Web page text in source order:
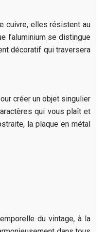
cuivre, elles résistent au
l’aluminium se distingue
décoratif qui traversera
créer un objet singulier
qui vous plaît et
la plaque en métal
du vintage, à la